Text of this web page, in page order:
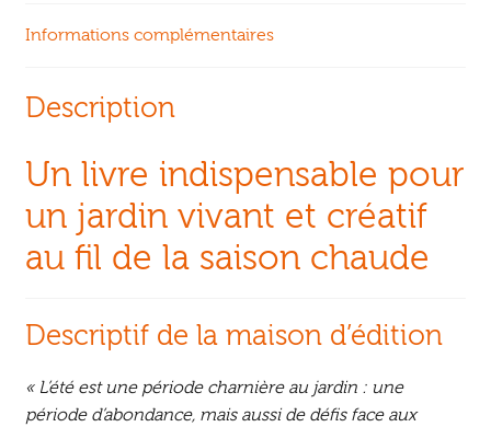
Informations complémentaires
Description
Un livre indispensable pour
un jardin vivant et créatif
au fil de la saison chaude
Descriptif de la maison d’édition
« L’été est une période charnière au jardin : une
période d’abondance, mais aussi de défis face aux